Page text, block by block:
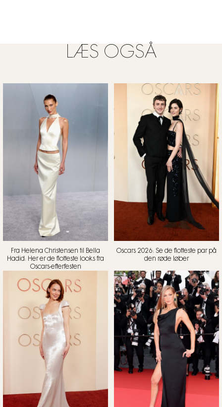
LÆS OGSÅ
Fra Helena Christensen til Bella
Hadid: Her er de flotteste looks fra
Oscars-efterfesten
Oscars 2026: Se de flotteste par på
den røde løber